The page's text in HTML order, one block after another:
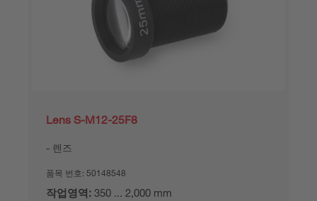
Lens S-M12-25F8
렌즈
품목 번호: 50148548
작업영역: 350 ... 2,000 mm